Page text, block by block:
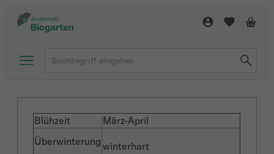
Blühzeit
März-April
Überwinterung winterhart